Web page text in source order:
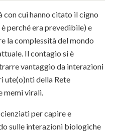
cui hanno citato il cigno
perché era prevedibile) e
la complessità del mondo
Il contagio si è
vantaggio da interazioni
ute(o)nti della Rete
memi virali.
per capire e
sulle interazioni biologiche